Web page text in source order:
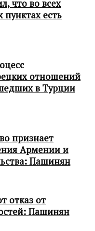
что во всех
есть
отношений
в Турции
признает
Армении и
Пашинян
отказ от
Пашинян